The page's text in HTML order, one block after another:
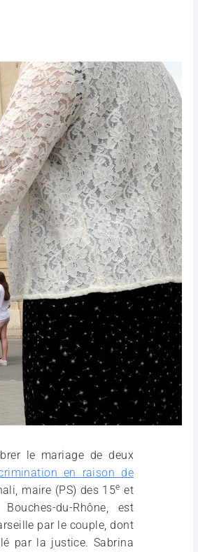
le mariage de deux
en raison de
maire (PS) des 15e et
du-Rhône, est
par le couple, dont
par la justice. Sabrina